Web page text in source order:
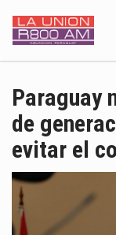
Paraguay
de
evitar el